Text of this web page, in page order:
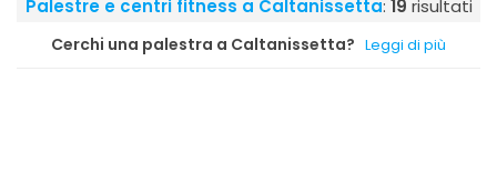
Palestre e centri fitness a Caltanissetta: 19 risultati
Cerchi una palestra a Caltanissetta? Leggi di più